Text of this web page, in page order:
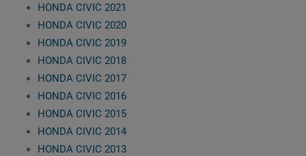
HONDA CIVIC 2021
HONDA CIVIC 2020
HONDA CIVIC 2019
HONDA CIVIC 2018
HONDA CIVIC 2017
HONDA CIVIC 2016
HONDA CIVIC 2015
HONDA CIVIC 2014
HONDA CIVIC 2013